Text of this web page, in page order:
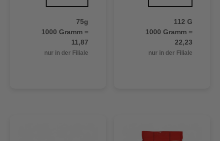
75g
1000 Gramm =
11,87
nur in der Filiale
112 G
1000 Gramm =
22,23
nur in der Filiale